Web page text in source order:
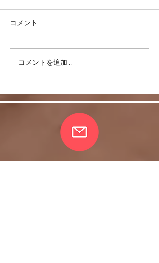
リバウンドを避けるに
は・・・
コメント
コメントを追加…